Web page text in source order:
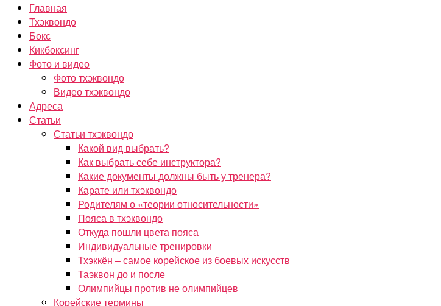
Главная
Тхэквондо
Бокс
Кикбоксинг
Фото и видео
Фото тхэквондо
Видео тхэквондо
Адреса
Статьи
Статьи тхэквондо
Какой вид выбрать?
Как выбрать себе инструктора?
Какие документы должны быть у тренера?
Карате или тхэквондо
Родителям о «теории относительности»
Пояса в тхэквондо
Откуда пошли цвета пояса
Индивидуальные тренировки
Тхэккён – самое корейское из боевых искусств
Таэквон до и после
Олимпийцы против не олимпийцев
Корейские термины